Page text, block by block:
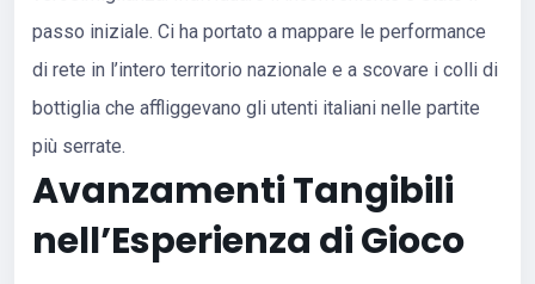
passo iniziale. Ci ha portato a mappare le performance
di rete in l’intero territorio nazionale e a scovare i colli di
bottiglia che affliggevano gli utenti italiani nelle partite
più serrate.
Avanzamenti Tangibili
nell’Esperienza di Gioco